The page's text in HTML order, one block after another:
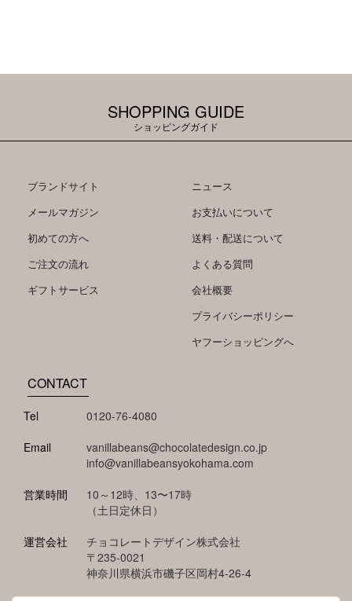
SHOPPING GUIDE
ショッピングガイド
ブランドサイト
メールマガジン
初めての方へ
ご注文の流れ
ギフトサービス
ニュース
お支払いについて
送料・配送について
よくある質問
会社概要
プライバシーポリシー
ヤフーショッピングへ
CONTACT
Tel
0120-76-4080
Email
vanillabeans@chocolatedesign.co.jp
info@vanillabeansyokohama.com
営業時間
10～12時、13〜17時
（土日定休日）
運営会社
チョコレートデザイン株式会社
〒235-0021
神奈川県横浜市磯子区岡村4-26-4